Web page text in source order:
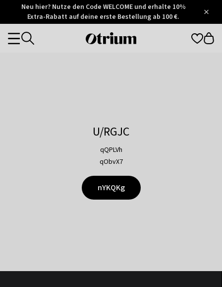
Otrium
Trustpilot
Neu hier? Nutze den Code WELCOME und erhalte 10%
Extra-Rabatt auf deine erste Bestellung ab 100 €.
Otrium
Categories
U/RGJC
qQPLVh
qObvX7
nYKQKg